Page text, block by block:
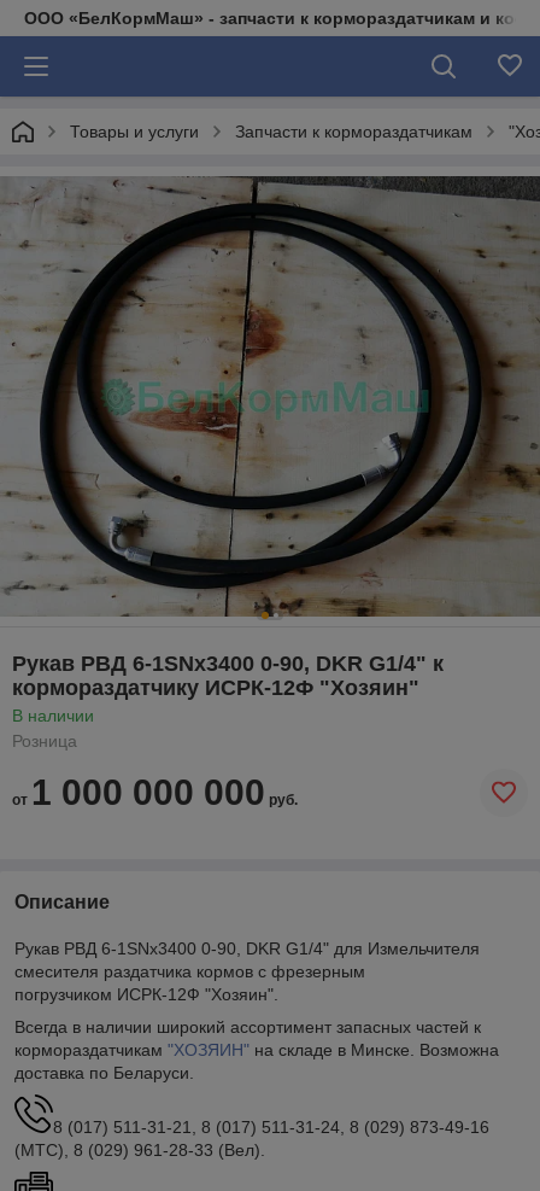
ООО «БелКормМаш» - запчасти к кормораздатчикам и
Товары и услуги Запчасти к кормораздатчикам
Рукав РВД 6-1SNx3400 0-90, DKR G1/4" к
кормораздатчику ИСРК-12Ф "Хозяин"
В наличии
Розница
от 1 000 000 000 руб.
Описание
Рукав РВД 6-1SNx3400 0-90, DKR G1/4" для Измельчителя
смесителя раздатчика кормов с фрезерным
погрузчиком ИСРК-12Ф "Хозяин".
Всегда в наличии широкий ассортимент запасных частей к
кормораздатчикам "ХОЗЯИН" на складе в Минске. Возможна
доставка по Беларуси.
8 (017) 511-31-21, 8 (017) 511-31-24, 8 (029) 873-49-16
(МТС), 8 (029) 961-28-33 (Вел).